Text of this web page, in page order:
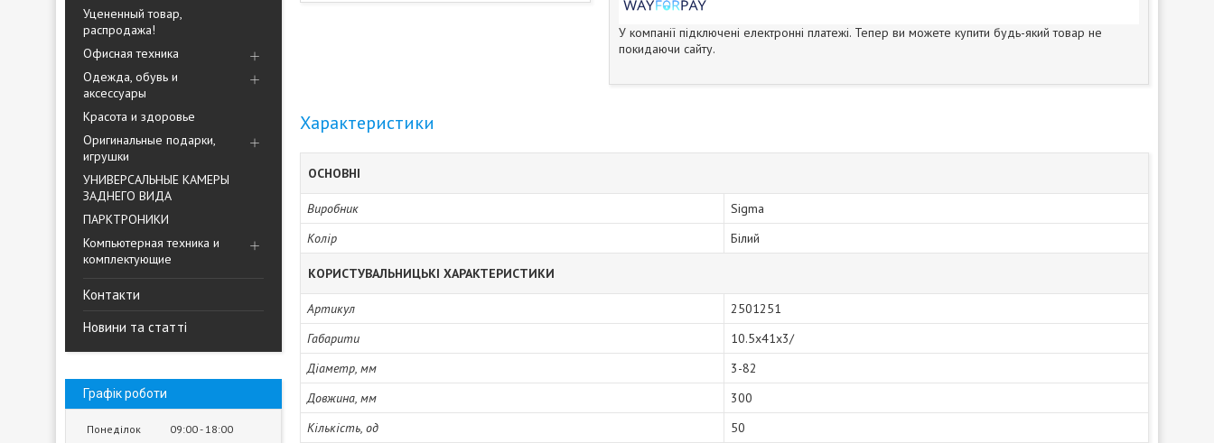
Уцененный товар,
распродажа!
Офисная техника
Одежда, обувь и
аксессуары
Красота и здоровье
Оригинальные подарки,
игрушки
УНИВЕРСАЛЬНЫЕ КАМЕРЫ
ЗАДНЕГО ВИДА
ПАРКТРОНИКИ
Компьютерная техника и
комплектующие
Контакти
Новини та статті
Графік роботи
Понеділок 09:00 18:00
У компанії підключені електронні платежі. Тепер ви можете купити будь-який товар не
покидаючи сайту.
Характеристики
ОСНОВНІ
Виробник
Sigma
Колір
Білий
КОРИСТУВАЛЬНИЦЬКІ ХАРАКТЕРИСТИКИ
Артикул
2501251
Габарити
10.5x41x3/
Діаметр, мм
3-82
Довжина, мм
300
Кількість, од
50